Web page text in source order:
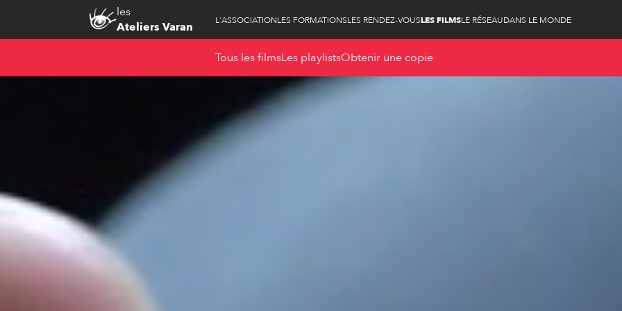
les
Ateliers Varan
L'ASSOCIATIONLES FORMATIONSLES RENDEZ-VOUSLES FILMSLE RÉSEAUDANS LE MONDE
Tous les filmsLes playlistsObtenir une copie